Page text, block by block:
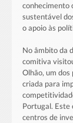
conhecimento
sustentável
o apoio às
No âmbito da
comitiva
Olhão, um dos
criada para
Portugal. Este
centros de